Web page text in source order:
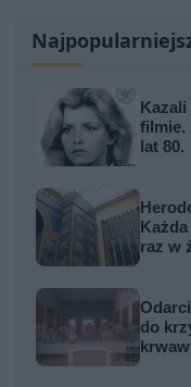
filmie.
lat 80.
raz w
do